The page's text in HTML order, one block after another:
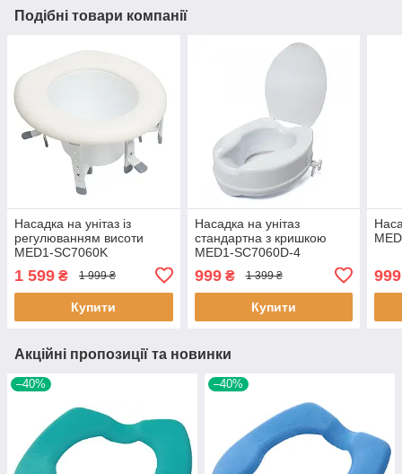
Подібні товари компанії
Насадка на унітаз із
регулюванням висоти
MED1-SC7060K
1 599 ₴ 1 999 ₴
Купити
Насадка на унітаз
стандартна з кришкою
MED1-SC7060D-4
999₴ 1 399 ₴
Купити
999
Акційні пропозиції та новинки
–40% –40%